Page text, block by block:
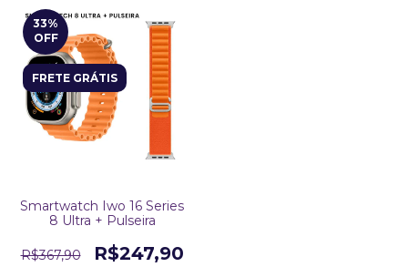
33%
OFF
FRETE GRÁTIS
Smartwatch Iwo 16 Series
8 Ultra + Pulseira
R$367,90 R$247,90